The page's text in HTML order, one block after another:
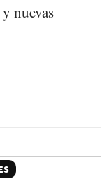
nuevas